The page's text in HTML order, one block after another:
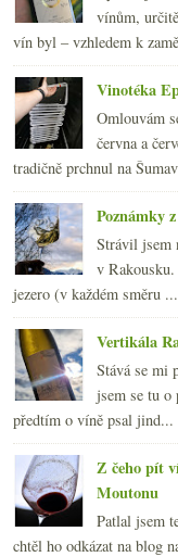
vínům,
vín byl – vzhledem k
Vinotéka
Omlouvám
června a
tradičně prchnul na
Poznámky
Strávil jsem
v
jezero (v každém směru ...
Vertikála
Stává se mi
jsem se tu o
předtím o víně psal jind...
Z čeho pít
Moutonu
Patlal jsem
chtěl ho odkázat na blog